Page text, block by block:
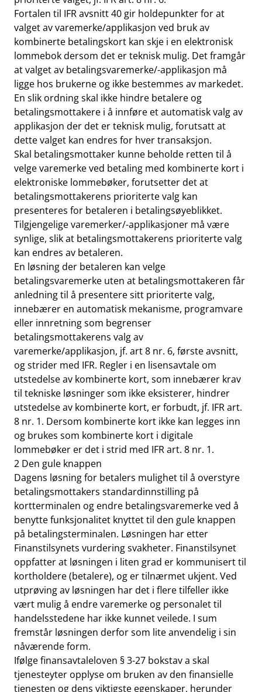
Fortalen til IFR avsnitt 40 gir holdepunkter for at
valget av varemerke/applikasjon ved bruk av
kombinerte betalingskort kan skje i en elektronisk
lommebok dersom det er teknisk mulig. Det framgår
at valget av betalingsvaremerke/-applikasjon må
ligge hos brukerne og ikke bestemmes av markedet.
En slik ordning skal ikke hindre betalere og
betalingsmottakere i å innføre et automatisk valg av
applikasjon der det er teknisk mulig, forutsatt at
dette valget kan endres for hver transaksjon.
Skal betalingsmottaker kunne beholde retten til å
velge varemerke ved betaling med kombinerte kort i
elektroniske lommebøker, forutsetter det at
betalingsmottakerens prioriterte valg kan
presenteres for betaleren i betalingsøyeblikket.
Tilgjengelige varemerker/-applikasjoner må være
synlige, slik at betalingsmottakerens prioriterte valg
kan endres av betaleren.
En løsning der betaleren kan velge
betalingsvaremerke uten at betalingsmottakeren får
anledning til å presentere sitt prioriterte valg,
innebærer en automatisk mekanisme, programvare
eller innretning som begrenser
betalingsmottakerens valg av
varemerke/applikasjon, jf. art 8 nr. 6, første avsnitt,
og strider med IFR. Regler i en lisensavtale om
utstedelse av kombinerte kort, som innebærer krav
til tekniske løsninger som ikke eksisterer, hindrer
utstedelse av kombinerte kort, er forbudt, jf. IFR art.
8 nr. 1. Dersom kombinerte kort ikke kan legges inn
og brukes som kombinerte kort i digitale
lommebøker er det i strid med IFR art. 8 nr. 1.
2 Den gule knappen
Dagens løsning for betalers mulighet til å overstyre
betalingsmottakers standardinnstilling på
kortterminalen og endre betalingsvaremerke ved å
benytte funksjonalitet knyttet til den gule knappen
på betalingsterminalen. Løsningen har etter
Finanstilsynets vurdering svakheter. Finanstilsynet
oppfatter at løsningen i liten grad er kommunisert til
kortholdere (betalere), og er tilnærmet ukjent. Ved
utprøving av løsningen har det i flere tilfeller ikke
vært mulig å endre varemerke og personalet til
handelsstedene har ikke kunnet veilede. I sum
fremstår løsningen derfor som lite anvendelig i sin
nåværende form.
Ifølge finansavtaleloven § 3-27 bokstav a skal
tjenesteyter opplyse om bruken av den finansielle
tjenesten og dens viktigste egenskaper, herunder